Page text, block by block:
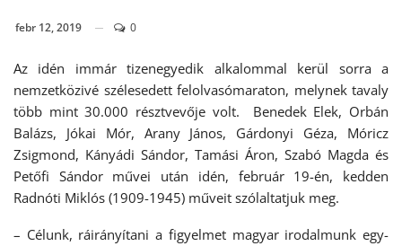
febr 12, 2019 0
Az idén immár tizenegyedik alkalommal kerül sorra a
nemzetközivé szélesedett felolvasómaraton, melynek tavaly
több mint 30.000 résztvevője volt. Benedek Elek, Orbán
Balázs, Jókai Mór, Arany János, Gárdonyi Géza, Móricz
Zsigmond, Kányádi Sándor, Tamási Áron, Szabó Magda és
Petőfi Sándor művei után idén, február 19-én, kedden
Radnóti Miklós (1909-1945) műveit szólaltatjuk meg.
– Célunk, ráirányítani a figyelmet magyar irodalmunk egy-